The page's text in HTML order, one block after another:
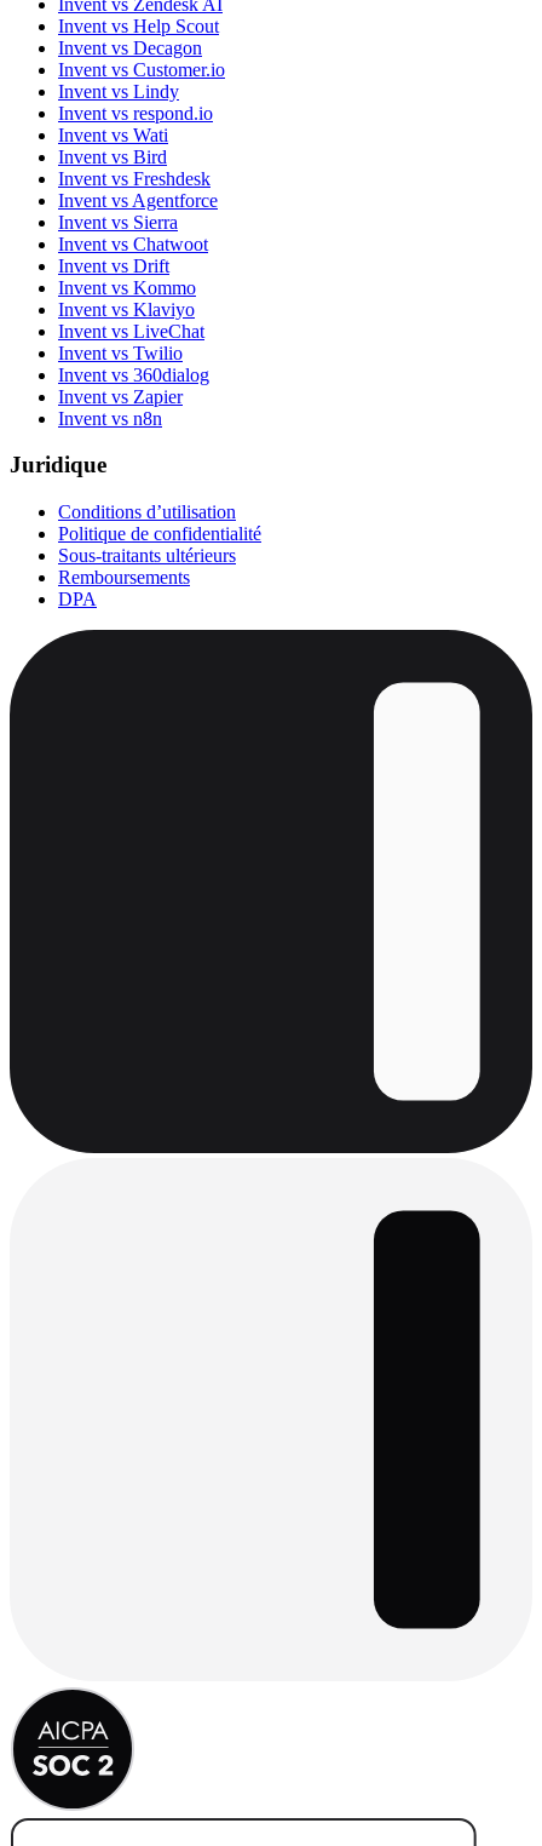
Invent vs Help Scout
Invent vs Decagon
Invent vs Customer.io
Invent vs Lindy
Invent vs respond.io
Invent vs Wati
Invent vs Bird
Invent vs Freshdesk
Invent vs Agentforce
Invent vs Sierra
Invent vs Chatwoot
Invent vs Drift
Invent vs Kommo
Invent vs Klaviyo
Invent vs LiveChat
Invent vs Twilio
Invent vs 360dialog
Invent vs Zapier
Invent vs n8n
Juridique
Conditions d’utilisation
Politique de confidentialité
Sous-traitants ultérieurs
Remboursements
DPA